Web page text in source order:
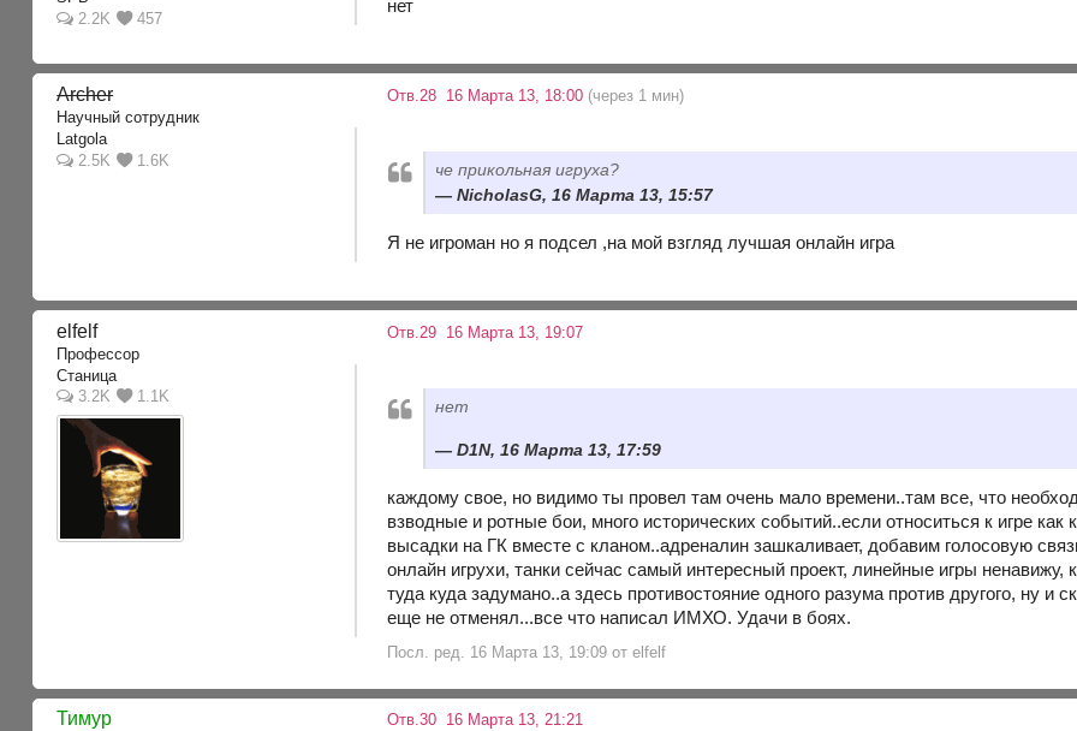
2.2K
457
нет
Archer
Научный сотрудник
Latgola
2.5K
1.6K
Отв.28 16 Марта 13, 18:00 (через 1 мин)
че прикольная игруха?
NicholasG, 16 Марта 13, 15:57
Я не игроман но я подсел ,на мой взгляд лучшая онлайн игра
elfelf
Профессор
Станица
3.2K
1.1K
Отв.29 16 Марта 13, 19:07
нет
D1N, 16 Марта 13, 17:59
каждому свое, но видимо ты провел там очень мало времени..там все, что
взводные и ротные бои, много исторических событий..если относиться к игре как
высадки на ГК вместе с кланом..адреналин зашкаливает, добавим голосовую
онлайн игрухи, танки сейчас самый интересный проект, линейные игры
туда куда задумано..а здесь противостояние одного разума против другого, ну и
еще не отменял...все что написал ИМХО. Удачи в боях.
Посл. ред. 16 Марта 13, 19:09 от elfelf
Тимур Отв.30 16 Марта 13, 21:21